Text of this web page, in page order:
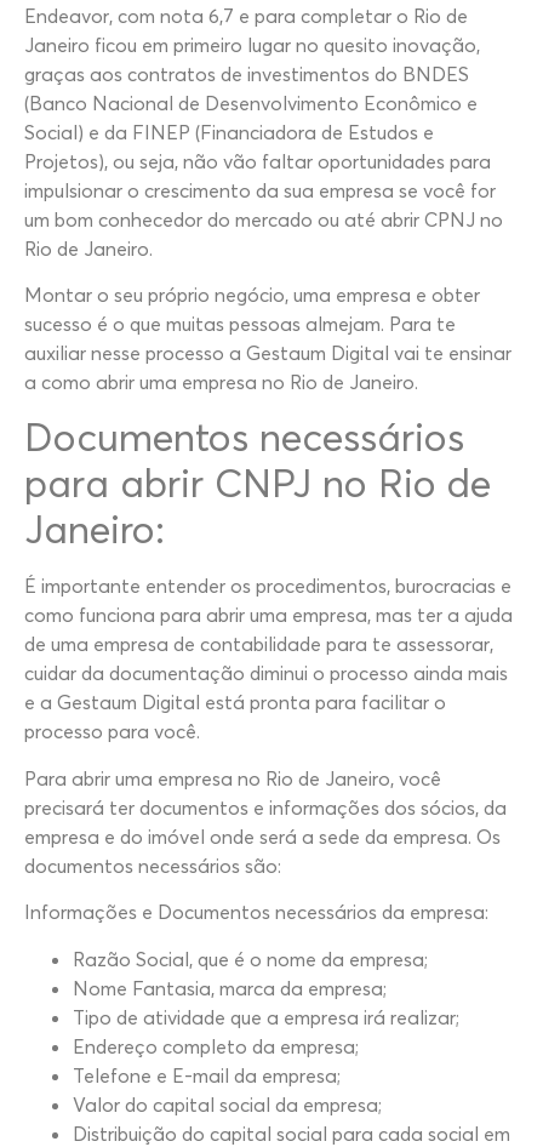
Endeavor, com nota 6,7 e para completar o Rio de
Janeiro ficou em primeiro lugar no quesito inovação,
graças aos contratos de investimentos do BNDES
(Banco Nacional de Desenvolvimento Econômico e
Social) e da FINEP (Financiadora de Estudos e
Projetos), ou seja, não vão faltar oportunidades para
impulsionar o crescimento da sua empresa se você for
um bom conhecedor do mercado ou até abrir CPNJ no
Rio de Janeiro.
Montar o seu próprio negócio, uma empresa e obter
sucesso é o que muitas pessoas almejam. Para te
auxiliar nesse processo a Gestaum Digital vai te ensinar
a como abrir uma empresa no Rio de Janeiro.
Documentos necessários
para abrir CNPJ no Rio de
Janeiro:
É importante entender os procedimentos, burocracias e
como funciona para abrir uma empresa, mas ter a ajuda
de uma empresa de contabilidade para te assessorar,
cuidar da documentação diminui o processo ainda mais
e a Gestaum Digital está pronta para facilitar o
processo para você.
Para abrir uma empresa no Rio de Janeiro, você
precisará ter documentos e informações dos sócios, da
empresa e do imóvel onde será a sede da empresa. Os
documentos necessários são:
Informações e Documentos necessários da empresa:
Razão Social, que é o nome da empresa;
Nome Fantasia, marca da empresa;
Tipo de atividade que a empresa irá realizar;
Endereço completo da empresa;
Telefone e E-mail da empresa;
Valor do capital social da empresa;
Distribuição do capital social para cada social em